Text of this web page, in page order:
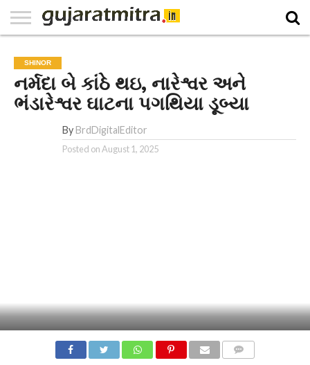
PAPER
NATIONAL
WORLD
BUSINESS
SPORTS
GUJARAT
OPINION
MORE
SHINOR
નર્મદા બે કાંઠે થઇ, નારેશ્વર અને
ભંડારેશ્વર ઘાટના પગથિયા ડૂબ્યા
By BrdDigitalEditor
Posted onAugust 1, 2025